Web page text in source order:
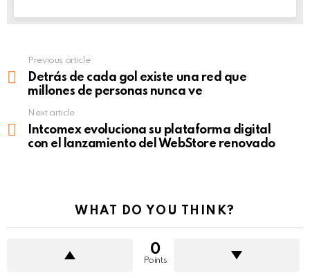
more
Previous article
Detrás de cada gol existe una red que
millones de personas nunca ve
Next article
Intcomex evoluciona su plataforma digital
con el lanzamiento del WebStore renovado
WHAT DO YOU THINK?
0
Points